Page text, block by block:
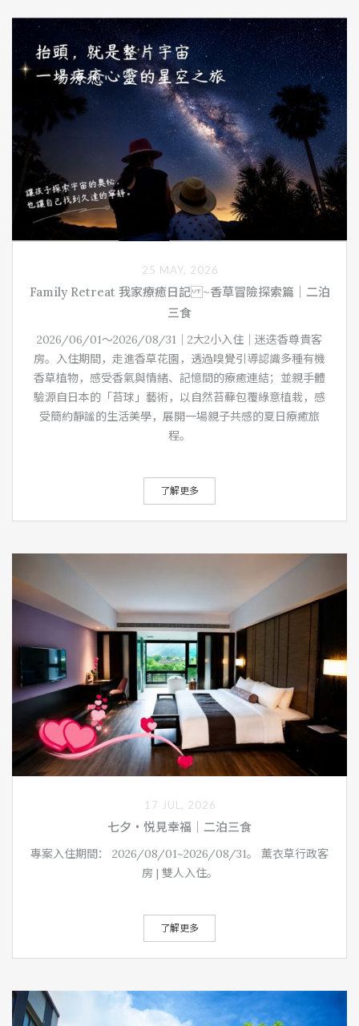
Family Retreat 我家療癒日記 ~香草冒險探索篇｜二泊
三食
2026/06/01～2026/08/31｜2大2小入住｜迷迭香尊貴客
房。入住期間，走進香草花園，透過嗅覺引導認識多種有機
香草植物，感受香氣與情緒、記憶間的療癒連結；並親手體
驗源自日本的「苔球」藝術，以自然苔蘚包覆綠意植栽，感
受簡約靜謐的生活美學，展開一場親子共感的夏日療癒旅
程。
25 MAY, 2026
了解更多
七夕‧悦見幸福｜二泊三食
專案入住期間： 2026/08/01~2026/08/31。 薰衣草行政客
房 | 雙人入住。
17 JUL, 2026
了解更多